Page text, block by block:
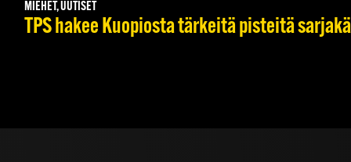
MIEHET, UUTISET
TPS hakee Kuopiosta tärkeitä pisteitä